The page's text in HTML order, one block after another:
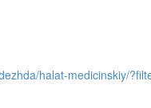
halat-medicinskiy/